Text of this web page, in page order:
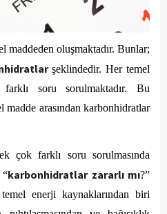
maddeden oluşmaktadır. Bunlar;
şeklindedir. Her temel
soru sorulmaktadır. Bu
madde arasından karbonhidratlar
çok farklı soru sorulmasında
“karbonhidratlar zararlı mı?”
enerji kaynaklarından biri